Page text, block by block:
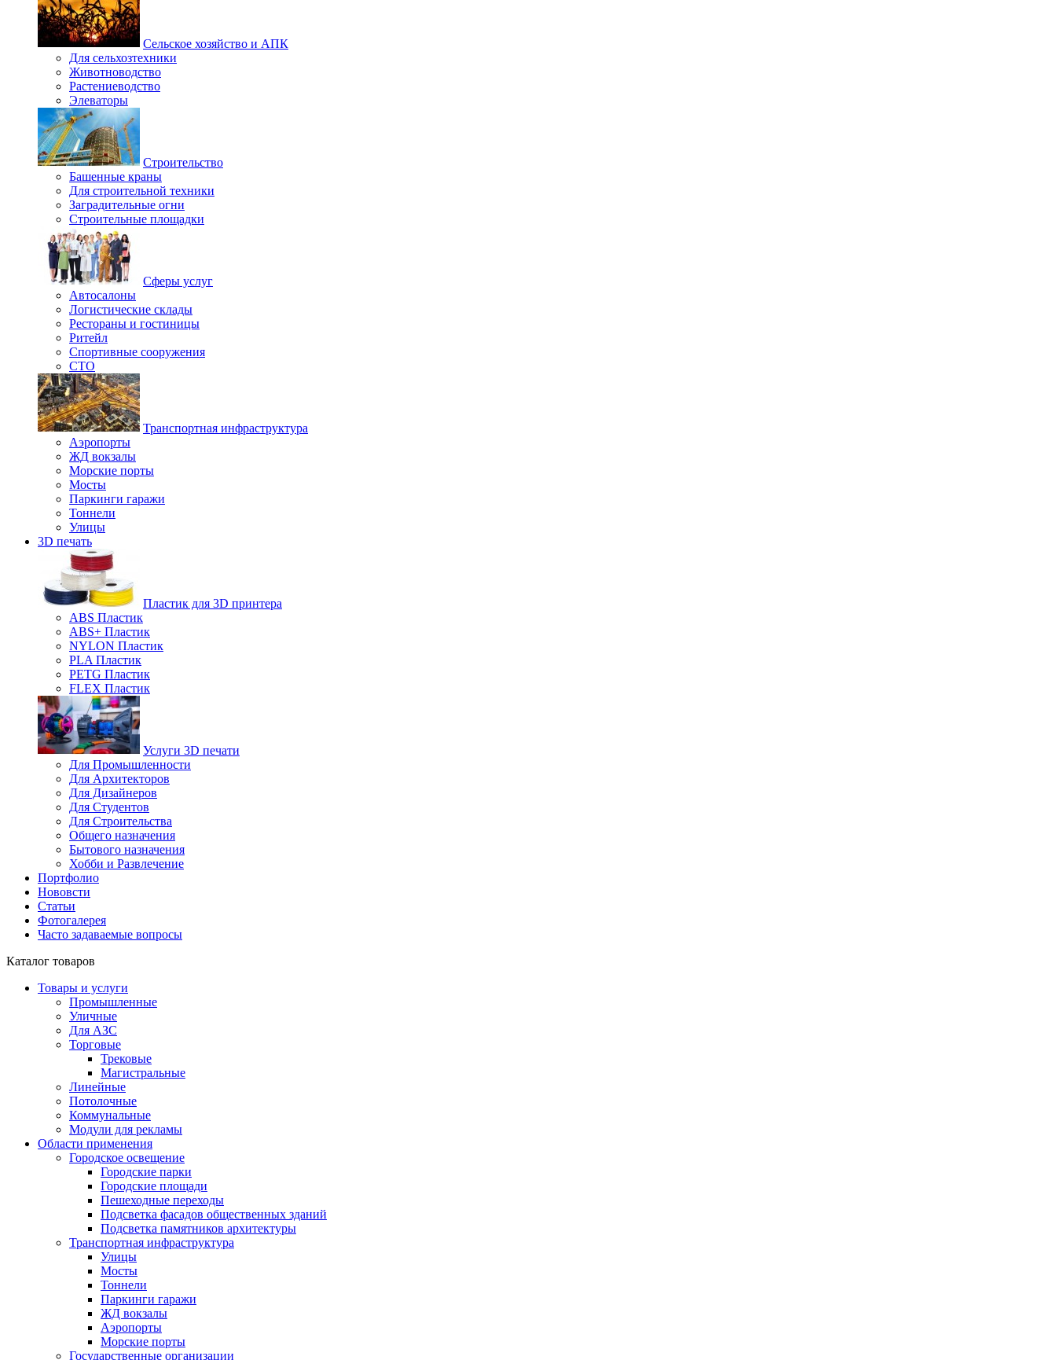
Сельское хозяйство и АПК
Для сельхозтехники
Животноводство
Растениеводство
Элеваторы
Строительство
Башенные краны
Для строительной техники
Заградительные огни
Строительные площадки
Сферы услуг
Автосалоны
Логистические склады
Рестораны и гостиницы
Ритейл
Спортивные сооружения
СТО
Транспортная инфраструктура
Аэропорты
ЖД вокзалы
Морские порты
Мосты
Паркинги гаражи
Тоннели
Улицы
3D печать
Пластик для 3D принтера
ABS Пластик
ABS+ Пластик
NYLON Пластик
PLA Пластик
PETG Пластик
FLEX Пластик
Услуги 3D печати
Для Промышленности
Для Архитекторов
Для Дизайнеров
Для Студентов
Для Строительства
Общего назначения
Бытового назначения
Хобби и Развлечение
Портфолио
Нововсти
Статьи
Фотогалерея
Часто задаваемые вопросы
Каталог товаров
Товары и услуги
Промышленные
Уличные
Для АЗС
Торговые
Трековые
Магистральные
Линейные
Потолочные
Коммунальные
Модули для рекламы
Области применения
Городское освещение
Городские парки
Городские площади
Пешеходные переходы
Подсветка фасадов общественных зданий
Подсветка памятников архитектуры
Транспортная инфраструктура
Улицы
Мосты
Тоннели
Паркинги гаражи
ЖД вокзалы
Аэропорты
Морские порты
Государственные организации